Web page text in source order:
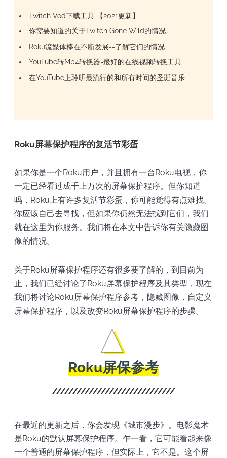
Twitch Vod下载工具 【2021更新】
你需要知道的关于Twitch Gone Wild的情况
Roku流媒体棒在不断发展--了解它们的情况
YouTube转Mp4转换器-最好的在线视频转换工具
在YouTube上聆听最流行的和所有时间的圣诞音乐
Roku屏幕保护程序的复活节彩蛋
如果你是一个Roku用户，并且拥有一台Roku电视，你
一定已经看过成千上万次的屏幕保护程序。但你知道
吗，Roku上有许多复活节彩蛋，你可能觉得有点难找。
你应该自己去寻找，但如果你仍然无法找到它们，我们
就在这里为你服务。我们将在本文中告诉你有关隐藏图
像的情况。
关于Roku屏幕保护程序还有很多要了解的，到目前为
止，我们已经讨论了Roku屏幕保护程序及其类型，现在
我们将讨论Roku屏幕保护程序参考，隐藏图像，自定义
屏幕保护程序，以及改变Roku屏幕保护程序的步骤。
Roku屏保参考
在最近的更新之后，你会发现《城市漫步》。电影魔术
是Roku的默认屏幕保护程序。乍一看，它可能看起来像
一个普通的屏幕保护程序，但实际上，它不是。这个屏